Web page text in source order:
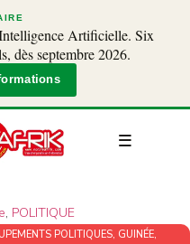
Artificielle. Six
dès septembre 2026.
, POLITIQUE
POLITIQUES, GUINÉE,